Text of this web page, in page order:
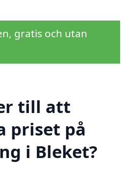
gratis och utan
till att
priset på
i Bleket?